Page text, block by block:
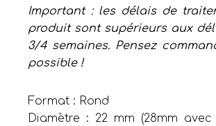
Important : les délais de
produit sont supérieurs aux
3/4 semaines. Pensez
possible !
Format : Rond
Diamètre : 22 mm (28mm